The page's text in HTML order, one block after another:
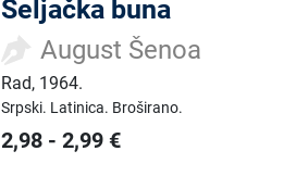
Seljačka buna
August Šenoa
Rad, 1964.
Srpski. Latinica. Broširano.
2,98 -2,99 €